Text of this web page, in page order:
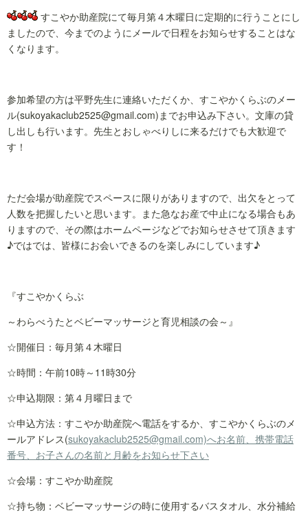
すこやか助産院にて毎月第４木曜日に定期的に行うことにし
ましたので、今までのようにメールで日程をお知らせすることはな
くなります。
参加希望の方は平野先生に連絡いただくか、すこやかくらぶのメー
ル(sukoyakaclub2525@gmail.com)までお申込み下さい。文庫の貸
し出しも行います。先生とおしゃべりしに来るだけでも大歓迎で
す！
ただ会場が助産院でスペースに限りがありますので、出欠をとって
人数を把握したいと思います。また急なお産で中止になる場合もあ
りますので、その際はホームページなどでお知らせさせて頂きます
♪ではでは、皆様にお会いできるのを楽しみにしています♪
『すこやかくらぶ
～わらべうたとベビーマッサージと育児相談の会～』
☆開催日：毎月第４木曜日
☆時間：午前10時～11時30分
☆申込期限：第４月曜日まで
☆申込方法：すこやか助産院へ電話をするか、すこやかくらぶのメ
ールアドレス(sukoyakaclub2525@gmail.com)へお名前、携帯電話
番号、お子さんの名前と月齢をお知らせ下さい
☆会場：すこやか助産院
☆持ち物：ベビーマッサージの時に使用するバスタオル、水分補給